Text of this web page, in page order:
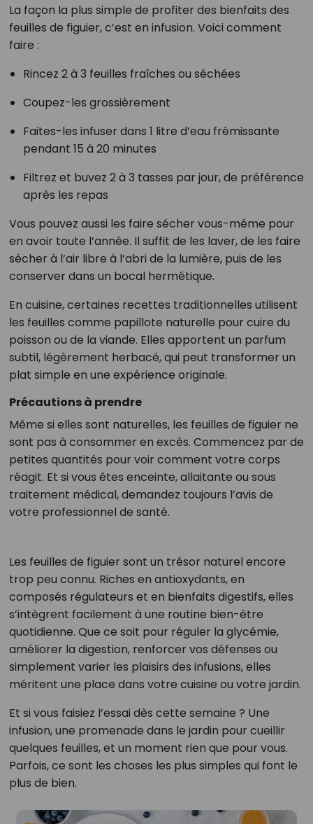
La façon la plus simple de profiter des bienfaits des
feuilles de figuier, c’est en infusion. Voici comment
faire :
Rincez 2 à 3 feuilles fraîches ou séchées
Coupez-les grossièrement
Faites-les infuser dans 1 litre d’eau frémissante
pendant 15 à 20 minutes
Filtrez et buvez 2 à 3 tasses par jour, de préférence
après les repas
Vous pouvez aussi les faire sécher vous-même pour
en avoir toute l’année. Il suffit de les laver, de les faire
sécher à l’air libre à l’abri de la lumière, puis de les
conserver dans un bocal hermétique.
En cuisine, certaines recettes traditionnelles utilisent
les feuilles comme papillote naturelle pour cuire du
poisson ou de la viande. Elles apportent un parfum
subtil, légèrement herbacé, qui peut transformer un
plat simple en une expérience originale.
Précautions à prendre
Même si elles sont naturelles, les feuilles de figuier ne
sont pas à consommer en excès. Commencez par de
petites quantités pour voir comment votre corps
réagit. Et si vous êtes enceinte, allaitante ou sous
traitement médical, demandez toujours l’avis de
votre professionnel de santé.
Les feuilles de figuier sont un trésor naturel encore
trop peu connu. Riches en antioxydants, en
composés régulateurs et en bienfaits digestifs, elles
s’intègrent facilement à une routine bien-être
quotidienne. Que ce soit pour réguler la glycémie,
améliorer la digestion, renforcer vos défenses ou
simplement varier les plaisirs des infusions, elles
méritent une place dans votre cuisine ou votre jardin.
Et si vous faisiez l’essai dès cette semaine ? Une
infusion, une promenade dans le jardin pour cueillir
quelques feuilles, et un moment rien que pour vous.
Parfois, ce sont les choses les plus simples qui font le
plus de bien.